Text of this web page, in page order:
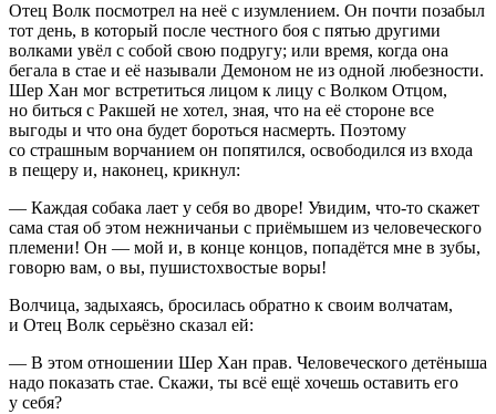
Отец Волк посмотрел на неё с изумлением. Он почти позабыл
тот день, в который после честного боя с пятью другими
волками увёл с собой свою подругу; или время, когда она
бегала в стае и её называли Демоном не из одной любезности.
Шер Хан мог встретиться лицом к лицу с Волком Отцом,
но биться с Ракшей не хотел, зная, что на её стороне все
выгоды и что она будет бороться насмерть. Поэтому
со страшным ворчанием он попятился, освободился из входа
в пещеру и, наконец, крикнул:
— Каждая собака лает у себя во дворе! Увидим, что-то скажет
сама стая об этом нежничаньи с приёмышем из человеческого
племени! Он — мой и, в конце концов, попадётся мне в зубы,
говорю вам, о вы, пушистохвостые воры!
Волчица, задыхаясь, бросилась обратно к своим волчатам,
и Отец Волк серьёзно сказал ей:
— В этом отношении Шер Хан прав. Человеческого детёныша
надо показать стае. Скажи, ты всё ещё хочешь оставить его
у себя?